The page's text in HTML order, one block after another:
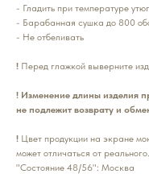
- Гладить при температуре
- Барабанная сушка до 800
- Не отбеливать
! Перед глажкой выверните
! Изменение длины изделия
не подлежит возврату и
! Цвет продукции на экране
может отличаться от реального.
"Состояние 48/56": Москва